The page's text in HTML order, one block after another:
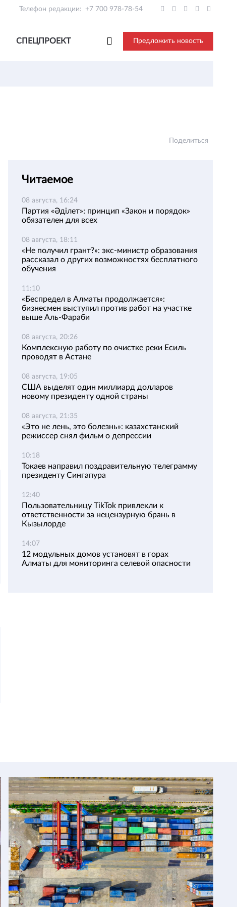
Телефон редакции: +7 700 978-78-54
СПЕЦПРОЕКТ Предложить новость
Поделиться
Читаемое
08 августа, 16:24
Партия «Әділет»: принцип «Закон и порядок»
обязателен для всех
08 августа, 18:11
«Не получил грант?»: экс-министр образования
рассказал о других возможностях бесплатного
обучения
11:10
«Беспредел в Алматы продолжается»:
бизнесмен выступил против работ на участке
выше Аль-Фараби
08 августа, 20:26
Комплексную работу по очистке реки Есиль
проводят в Астане
08 августа, 19:05
США выделят один миллиард долларов
новому президенту одной страны
08 августа, 21:35
«Это не лень, это болезнь»: казахстанский
режиссер снял фильм о депрессии
10:18
Токаев направил поздравительную телеграмму
президенту Сингапура
12:40
Пользовательницу TikTok привлекли к
ответственности за нецензурную брань в
Кызылорде
14:07
12 модульных домов установят в горах
Алматы для мониторинга селевой опасности